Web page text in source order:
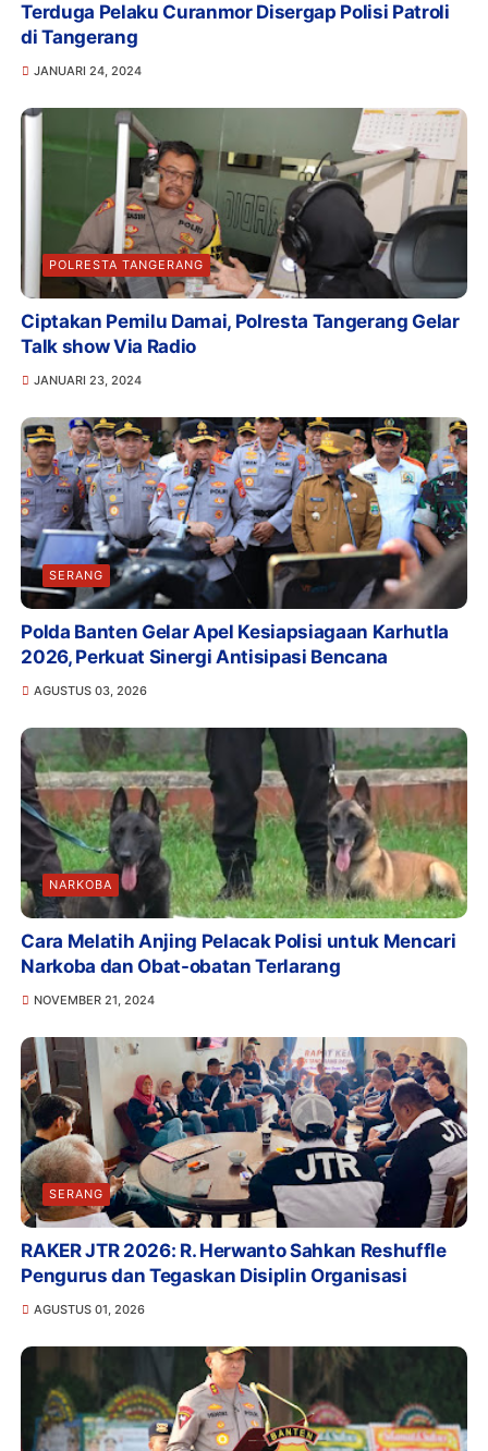
Terduga Pelaku Curanmor Disergap Polisi Patroli
di Tangerang
JANUARI 24, 2024
POLRESTA TANGERANG
Ciptakan Pemilu Damai, Polresta Tangerang Gelar
Talk show Via Radio
JANUARI 23, 2024
SERANG
Polda Banten Gelar Apel Kesiapsiagaan Karhutla
2026, Perkuat Sinergi Antisipasi Bencana
AGUSTUS 03, 2026
NARKOBA
Cara Melatih Anjing Pelacak Polisi untuk Mencari
Narkoba dan Obat-obatan Terlarang
NOVEMBER 21, 2024
SERANG
RAKER JTR 2026: R. Herwanto Sahkan Reshuffle
Pengurus dan Tegaskan Disiplin Organisasi
AGUSTUS 01, 2026